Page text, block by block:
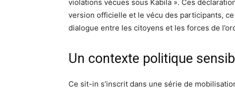
violations vécues sous Kabila ». Ces
version officielle et le vécu des participants,
dialogue entre les citoyens et les forces de
Un contexte politique
Ce sit-in s’inscrit dans une série de